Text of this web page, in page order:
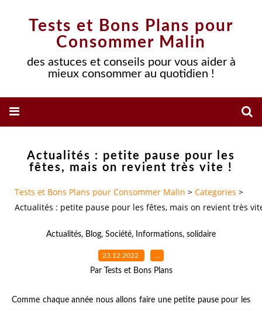
Tests et Bons Plans pour
Consommer Malin
des astuces et conseils pour vous aider à
mieux consommer au quotidien !
Actualités : petite pause pour les
fêtes, mais on revient très vite !
Tests et Bons Plans pour Consommer Malin > Categories >
Actualités : petite pause pour les fêtes, mais on revient très
Actualités, Blog, Société, Informations, solidaire
23.12.2022 …
Par Tests et Bons Plans
Comme chaque année nous allons faire une petite pause pour les